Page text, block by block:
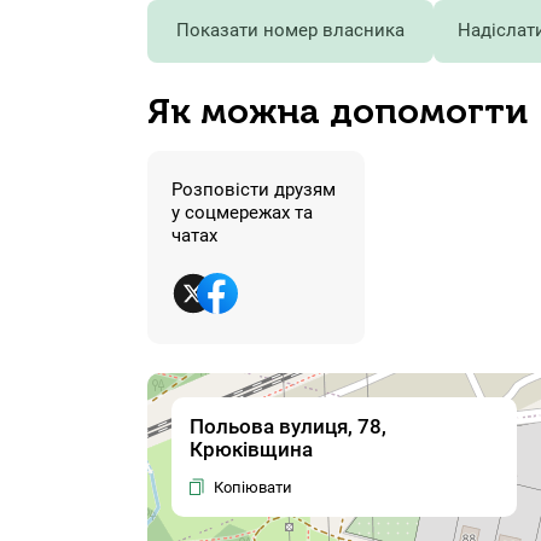
Показати номер власника
Як можна допомогти
Розповісти друзям
у соцмережах та
чатах
Польова вулиця, 78,
Крюківщина
Копіювати